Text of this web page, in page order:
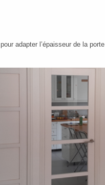
adapter l’épaisseur de la porte